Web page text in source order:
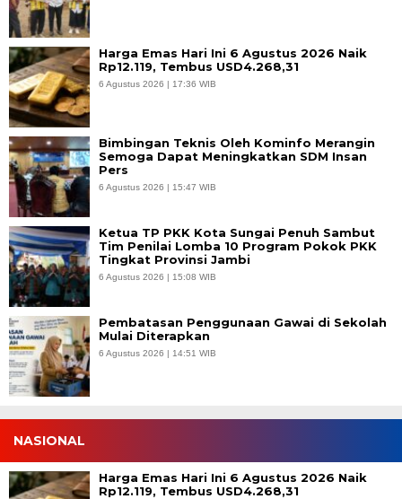
Harga Emas Hari Ini 6 Agustus 2026 Naik
Rp12.119, Tembus USD4.268,31
6 Agustus 2026 | 17:36 WIB
Bimbingan Teknis Oleh Kominfo Merangin
Semoga Dapat Meningkatkan SDM Insan
Pers
6 Agustus 2026 | 15:47 WIB
Ketua TP PKK Kota Sungai Penuh Sambut
Tim Penilai Lomba 10 Program Pokok PKK
Tingkat Provinsi Jambi
6 Agustus 2026 | 15:08 WIB
Pembatasan Penggunaan Gawai di Sekolah
Mulai Diterapkan
6 Agustus 2026 | 14:51 WIB
NASIONAL
Harga Emas Hari Ini 6 Agustus 2026 Naik
Rp12.119, Tembus USD4.268,31